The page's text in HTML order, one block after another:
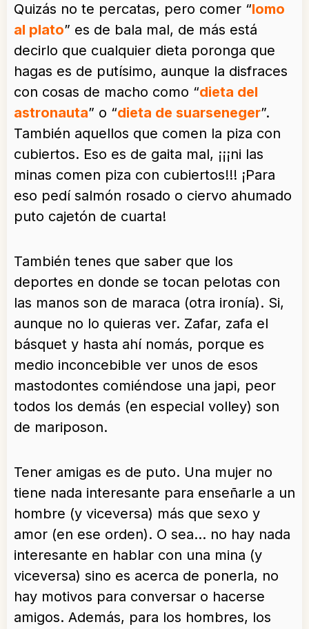
Quizás no te percatas, pero comer “lomo
al plato” es de bala mal, de más está
decirlo que cualquier dieta poronga que
hagas es de putísimo, aunque la disfraces
con cosas de macho como “dieta del
astronauta” o “dieta de suarseneger”.
También aquellos que comen la piza con
cubiertos. Eso es de gaita mal, ¡¡¡ni las
minas comen piza con cubiertos!!! ¡Para
eso pedí salmón rosado o ciervo ahumado
puto cajetón de cuarta!
También tenes que saber que los
deportes en donde se tocan pelotas con
las manos son de maraca (otra ironía). Si,
aunque no lo quieras ver. Zafar, zafa el
básquet y hasta ahí nomás, porque es
medio inconcebible ver unos de esos
mastodontes comiéndose una japi, peor
todos los demás (en especial volley) son
de mariposon.
Tener amigas es de puto. Una mujer no
tiene nada interesante para enseñarle a un
hombre (y viceversa) más que sexo y
amor (en ese orden). O sea… no hay nada
interesante en hablar con una mina (y
viceversa) sino es acerca de ponerla, no
hay motivos para conversar o hacerse
amigos. Además, para los hombres, los